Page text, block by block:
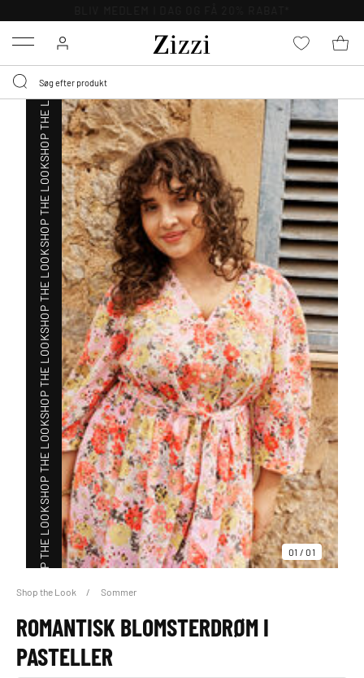
Menu
01 /01
SHOP THE LOOK
SHOP THE LOOK
SHOP THE LOOK
SHOP THE LOOK
SHOP THE LOOK
SHOP THE LOOK
SHOP THE LOOK
SHOP THE LOOK
Shop the Look Sommer
ROMANTISK BLOMSTERDRØM I
PASTELLER